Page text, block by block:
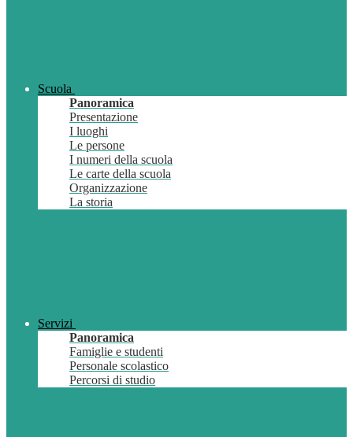
Scuola
Panoramica
Presentazione
I luoghi
Le persone
I numeri della scuola
Le carte della scuola
Organizzazione
La storia
Servizi
Panoramica
Famiglie e studenti
Personale scolastico
Percorsi di studio